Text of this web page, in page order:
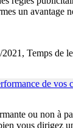
un
2021, Temps de
ou non à
vous